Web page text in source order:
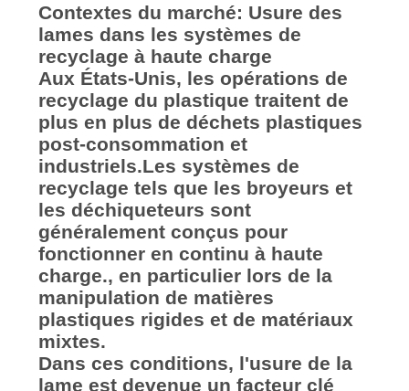
LES
AFFAIRES
DEMANDEZ
UN DEVIS
PLAN
SITE
POLITIQUE
CONFIDENTIALITÉ
Contextes du marché: Usure des
lames dans les systèmes de
recyclage à haute charge
Aux États-Unis, les opérations de
recyclage du plastique traitent de
plus en plus de déchets plastiques
post-consommation et
industriels.Les systèmes de
recyclage tels que les broyeurs et
les déchiqueteurs sont
généralement conçus pour
fonctionner en continu à haute
charge., en particulier lors de la
manipulation de matières
plastiques rigides et de matériaux
mixtes.
Dans ces conditions, l'usure de la
lame est devenue un facteur clé